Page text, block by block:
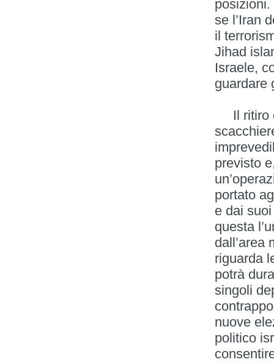
se l’Iran
il
Jihad
Israele,
guardare
Il ritiro
previsto
portato
e dai
questa
dall’area
riguarda
potrà
singoli
nuove
politico